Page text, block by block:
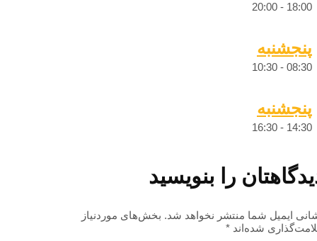
18:00
-
20:00
پنجشنبه
08:30
-
10:30
پنجشنبه
14:30
-
16:30
را بنویسید
ایمیل شما منتشر نخواهد شد. بخش‌های موردنیاز
شده‌اند *